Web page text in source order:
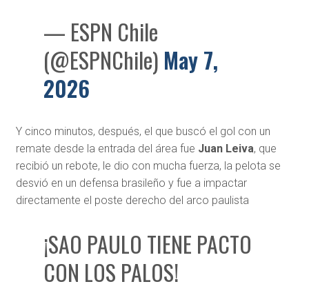
— ESPN Chile
(@ESPNChile) May 7,
2026
Y cinco minutos, después, el que buscó el gol con un
remate desde la entrada del área fue Juan Leiva, que
recibió un rebote, le dio con mucha fuerza, la pelota se
desvió en un defensa brasileño y fue a impactar
directamente el poste derecho del arco paulista
¡SAO PAULO TIENE PACTO
CON LOS PALOS!